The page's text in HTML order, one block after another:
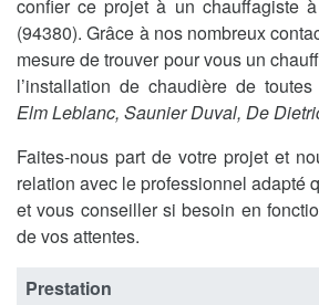
confier ce projet à un chauffagiste
(94380). Grâce à nos nombreux
mesure de trouver pour vous un
l’installation de chaudière de
Elm Leblanc, Saunier Duval, De
Faites-nous part de votre projet et
relation avec le professionnel adapté
et vous conseiller si besoin en
de vos attentes.
Prestation